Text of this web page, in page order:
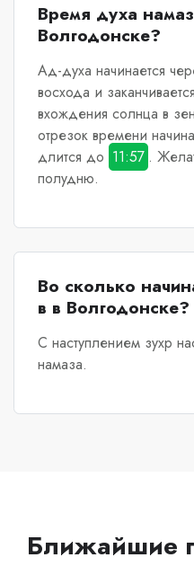
Время духа
Волгодонске?
Ад-духа начинается
восхода и
вхождения солнца в
отрезок времени
длится до 11:57 .
полудню.
Во сколько
в в Волгодонске?
С наступлением зухр
намаза.
Ближайшие